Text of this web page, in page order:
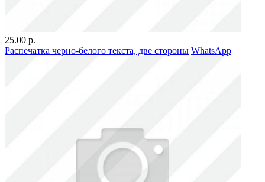
25.00 р.
Распечатка черно-белого текста, две стороны WhatsApp